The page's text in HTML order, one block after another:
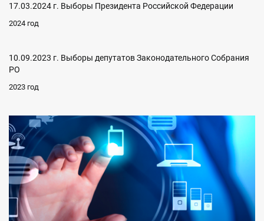
17.03.2024 г. Выборы Президента Российской Федерации
2024 год
10.09.2023 г. Выборы депутатов Законодательного Собрания
РО
2023 год